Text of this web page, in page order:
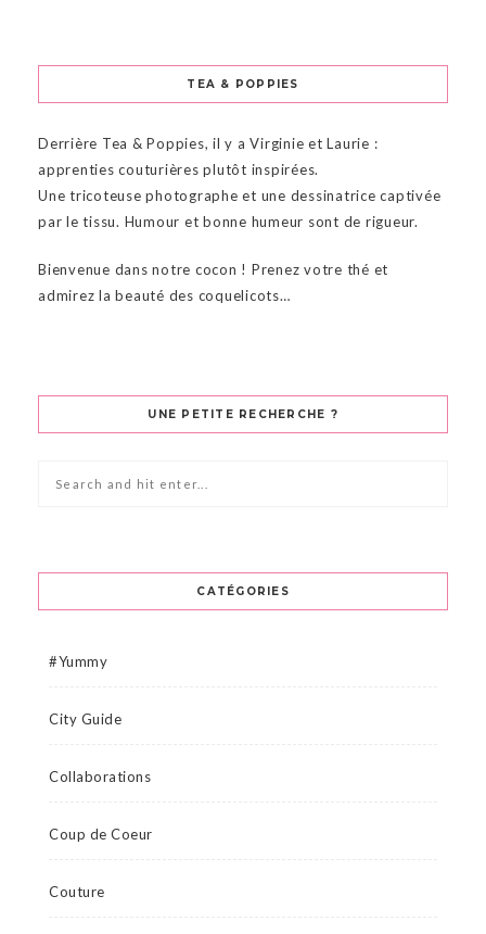
TEA & POPPIES
Derrière Tea & Poppies, il y a Virginie et Laurie :
apprenties couturières plutôt inspirées.
Une tricoteuse photographe et une dessinatrice captivée
par le tissu. Humour et bonne humeur sont de rigueur.
Bienvenue dans notre cocon ! Prenez votre thé et
admirez la beauté des coquelicots…
UNE PETITE RECHERCHE ?
CATÉGORIES
#Yummy
City Guide
Collaborations
Coup de Coeur
Couture